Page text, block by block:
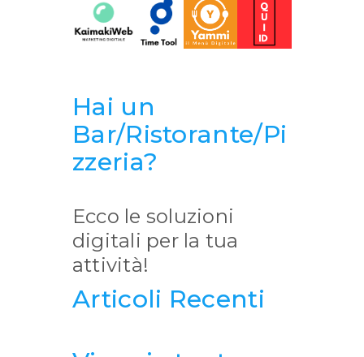
Hai un
Bar/Ristorante/Pi
zzeria?
Ecco le soluzioni
digitali per la tua
attività!
Articoli Recenti